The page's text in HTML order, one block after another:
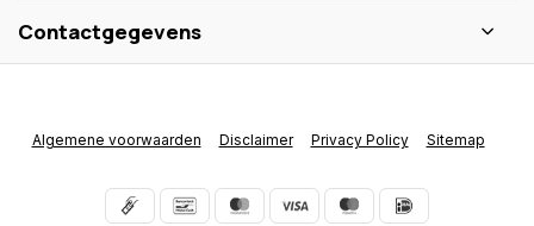
Contactgegevens
Algemene voorwaarden Disclaimer Privacy Policy Sitemap